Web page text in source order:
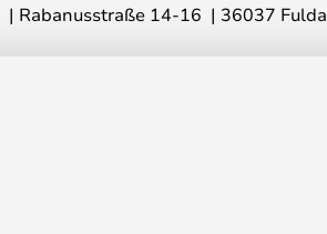
Rabanusstraße 14-16 36037 Fulda